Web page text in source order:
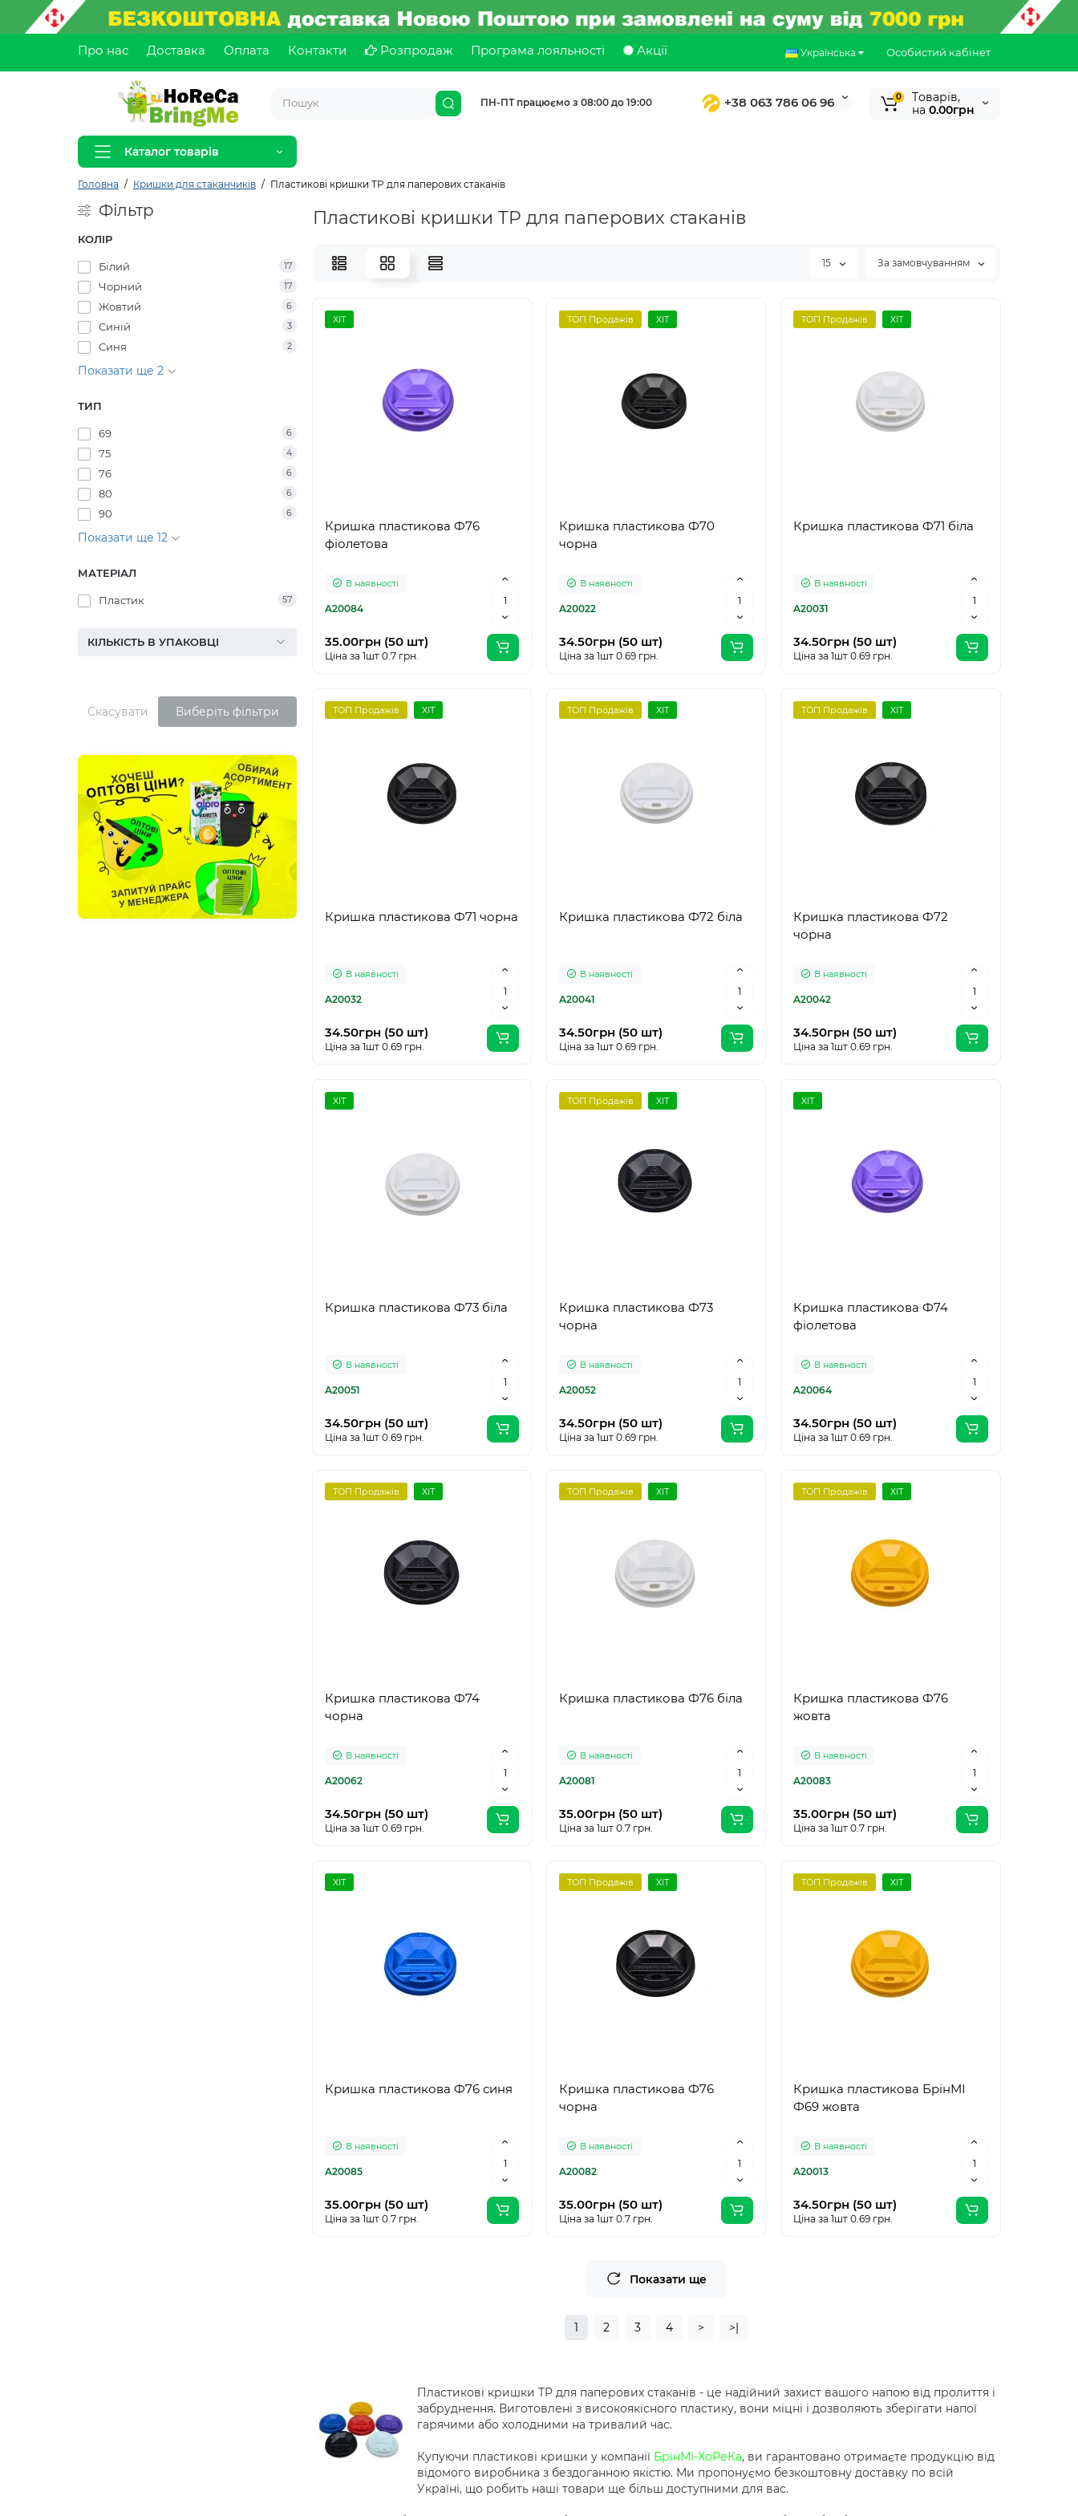
Про нас Доставка Оплата Контакти Розпродаж Програма лояльності Акції Особистий кабінет
Українська
ПН-ПТ працюємо з 08:00 до 19:00 +38 063 786 06 96 0
Tоварів,
на 0.00грн
Каталог товарів
Головна Кришки для стаканчиків Пластикові кришки TP для паперових стаканів
Фільтр
КОЛІР
Білий 17
Чорний 17
Жовтий 6
Синій 3
Синя 2
Показати ще 2
ТИП
69 6
75 4
76 6
80 6
90 6
Показати ще 12
МАТЕРІАЛ
Пластик 57
КІЛЬКІСТЬ В УПАКОВЦІ
Скасувати Виберіть фільтри
Пластикові кришки TP для паперових стаканів
15 За замовчуванням
ХІТ
Кришка пластикова Ф76
фіолетова
В наявності
A20084
35.00грн (50 шт)
Ціна за 1шт 0.7 грн.
ТОП Продажів ХІТ
Кришка пластикова Ф70
чорна
В наявності
A20022
34.50грн (50 шт)
Ціна за 1шт 0.69 грн.
ТОП Продажів ХІТ
Кришка пластикова Ф71 біла
В наявності
A20031
34.50грн (50 шт)
Ціна за 1шт 0.69 грн.
ТОП Продажів ХІТ
Кришка пластикова Ф71 чорна
В наявності
A20032
34.50грн (50 шт)
Ціна за 1шт 0.69 грн.
ТОП Продажів ХІТ
Кришка пластикова Ф72 біла
В наявності
A20041
34.50грн (50 шт)
Ціна за 1шт 0.69 грн.
ТОП Продажів ХІТ
Кришка пластикова Ф72
чорна
В наявності
A20042
34.50грн (50 шт)
Ціна за 1шт 0.69 грн.
ХІТ
Кришка пластикова Ф73 біла
В наявності
A20051
34.50грн (50 шт)
Ціна за 1шт 0.69 грн.
ТОП Продажів ХІТ
Кришка пластикова Ф73
чорна
В наявності
A20052
34.50грн (50 шт)
Ціна за 1шт 0.69 грн.
ХІТ
Кришка пластикова Ф74
фіолетова
В наявності
A20064
34.50грн (50 шт)
Ціна за 1шт 0.69 грн.
ТОП Продажів ХІТ
Кришка пластикова Ф74
чорна
В наявності
A20062
34.50грн (50 шт)
Ціна за 1шт 0.69 грн.
ТОП Продажів ХІТ
Кришка пластикова Ф76 біла
В наявності
A20081
35.00грн (50 шт)
Ціна за 1шт 0.7 грн.
ТОП Продажів ХІТ
Кришка пластикова Ф76
жовта
В наявності
A20083
35.00грн (50 шт)
Ціна за 1шт 0.7 грн.
ХІТ
Кришка пластикова Ф76 синя
В наявності
A20085
35.00грн (50 шт)
Ціна за 1шт 0.7 грн.
ТОП Продажів ХІТ
Кришка пластикова Ф76
чорна
В наявності
A20082
35.00грн (50 шт)
Ціна за 1шт 0.7 грн.
ТОП Продажів ХІТ
Кришка пластикова БрінМІ
Ф69 жовта
В наявності
A20013
34.50грн (50 шт)
Ціна за 1шт 0.69 грн.
Показати ще
1 2 3 4 > >|
Пластикові кришки TP для паперових стаканів - це надійний захист вашого напою від пролиття і
забруднення. Виготовлені з високоякісного пластику, вони міцні і дозволяють зберігати напої
гарячими або холодними на тривалий час.
Купуючи пластикові кришки у компанії БрінМі-ХоРеКа, ви гарантовано отримаєте продукцію від
відомого виробника з бездоганною якістю. Ми пропонуємо безкоштовну доставку по всій
Україні, що робить наші товари ще більш доступними для вас.